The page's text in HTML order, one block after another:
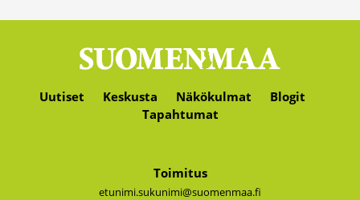
Uutiset Keskusta Näkökulmat
Blogit
Tapahtumat
Toimitus
etunimi.sukunimi@suomenmaa.fi